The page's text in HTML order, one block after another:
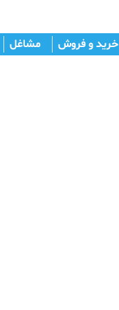
خرید و فروش مشاغل